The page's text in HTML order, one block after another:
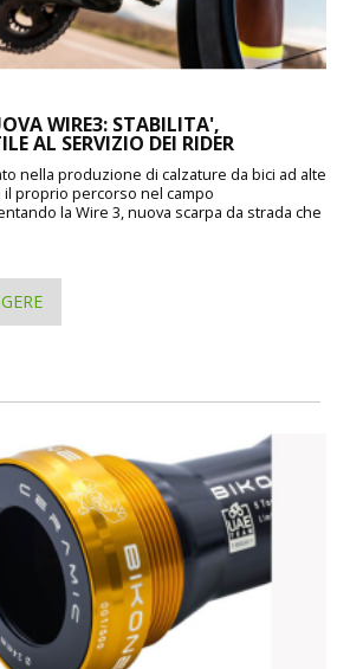
WIRE3: STABILITA',
AL SERVIZIO DEI RIDER
nella produzione di calzature da bici ad alte
proprio percorso nel campo
la Wire 3, nuova scarpa da strada che